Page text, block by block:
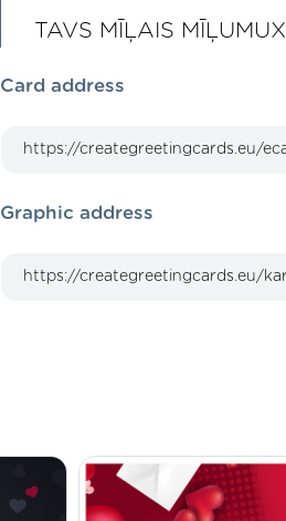
TAVS MĪĻAIS MĪĻUMUX
Card address
Graphic address